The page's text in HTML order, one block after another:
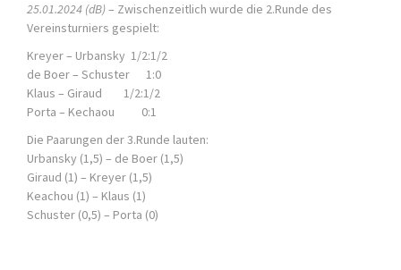
25.01.2024 (dB)– Zwischenzeitlich wurde die 2.Runde des
Vereinsturniers gespielt:
Kreyer – Urbansky 1/2:1/2
de Boer – Schuster 1:0
Klaus – Giraud 1/2:1/2
Porta – Kechaou 0:1
Die Paarungen der 3.Runde lauten:
Urbansky (1,5) – de Boer (1,5)
Giraud (1) – Kreyer (1,5)
Keachou (1) – Klaus (1)
Schuster (0,5) – Porta (0)